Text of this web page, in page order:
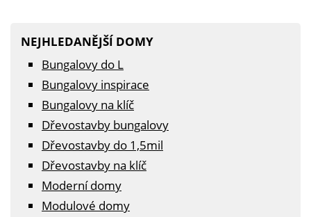
NEJHLEDANĚJŠÍ DOMY
Bungalovy do L
Bungalovy inspirace
Bungalovy na klíč
Dřevostavby bungalovy
Dřevostavby do 1,5mil
Dřevostavby na klíč
Moderní domy
Modulové domy